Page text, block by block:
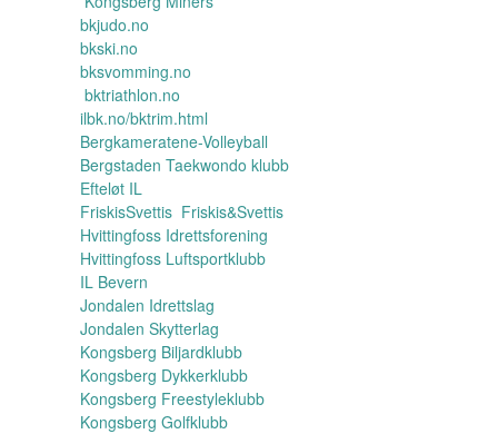
bkjudo.no
bkski.no
bksvomming.no
bktriathlon.no
ilbk.no/bktrim.html
Bergkameratene-Volleyball
Bergstaden Taekwondo klubb
Efteløt IL
FriskisSvettis Friskis&Svettis
Hvittingfoss Idrettsforening
Hvittingfoss Luftsportklubb
IL Bevern
Jondalen Idrettslag
Jondalen Skytterlag
Kongsberg Biljardklubb
Kongsberg Dykkerklubb
Kongsberg Freestyleklubb
Kongsberg Golfklubb